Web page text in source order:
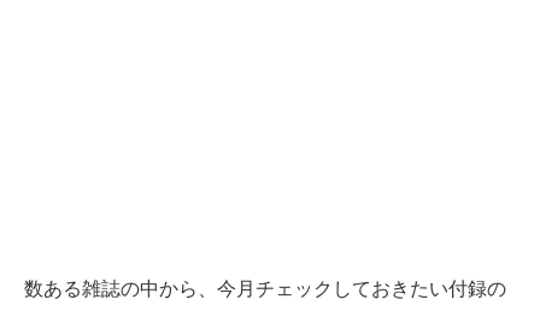
数ある雑誌の中から、今月チェックしておきたい付録の